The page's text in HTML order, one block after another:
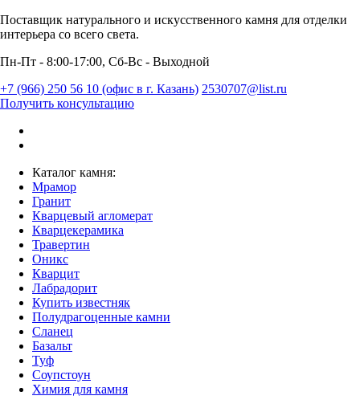
Поставщик натурального и искусственного камня для отделки
интерьера со всего света.
Пн-Пт - 8:00-17:00, Сб-Вс - Выходной
+7 (966) 250 56 10 (офис в г. Казань) 2530707@list.ru
Получить консультацию
Каталог камня:
Мрамор
Гранит
Кварцевый агломерат
Кварцекерамика
Травертин
Оникс
Кварцит
Лабрадорит
Купить известняк
Полудрагоценные камни
Сланец
Базальт
Туф
Соупстоун
Химия для камня